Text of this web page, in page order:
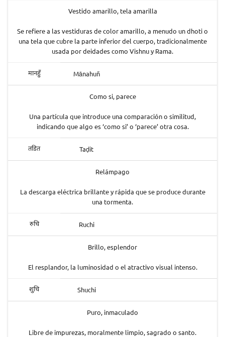
Vestido amarillo, tela amarilla
Se refiere a las vestiduras de color amarillo, a menudo un dhoti o
una tela que cubre la parte inferior del cuerpo, tradicionalmente
usada por deidades como Vishnu y Rama.
मानहुँ Mānahuñ
Como si, parece
Una partícula que introduce una comparación o similitud,
indicando que algo es ‘como si’ o ‘parece’ otra cosa.
तडित Taḍit
Relámpago
La descarga eléctrica brillante y rápida que se produce durante
una tormenta.
रुचि Ruchi
Brillo, esplendor
El resplandor, la luminosidad o el atractivo visual intenso.
शुचि Shuchi
Puro, inmaculado
Libre de impurezas, moralmente limpio, sagrado o santo.